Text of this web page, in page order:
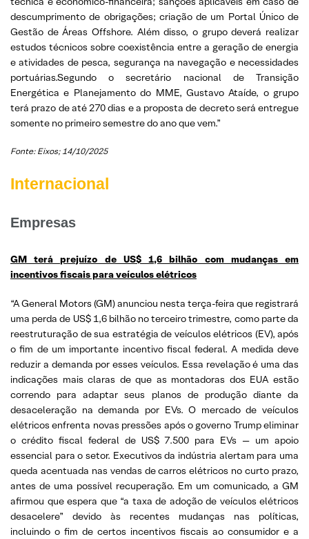
descumprimento de obrigações; criação de um Portal Único de
Gestão de Áreas Offshore. Além disso, o grupo deverá realizar
estudos técnicos sobre coexistência entre a geração de energia
e atividades de pesca, segurança na navegação e necessidades
portuárias.Segundo o secretário nacional de Transição
Energética e Planejamento do MME, Gustavo Ataíde, o grupo
terá prazo de até 270 dias e a proposta de decreto será entregue
somente no primeiro semestre do ano que vem.”
Fonte: Eixos; 14/10/2025
Internacional
Empresas
GM terá prejuízo de US$ 1,6 bilhão com mudanças em
incentivos fiscais para veículos elétricos
“A General Motors (GM) anunciou nesta terça-feira que registrará
uma perda de US$ 1,6 bilhão no terceiro trimestre, como parte da
reestruturação de sua estratégia de veículos elétricos (EV), após
o fim de um importante incentivo fiscal federal. A medida deve
reduzir a demanda por esses veículos. Essa revelação é uma das
indicações mais claras de que as montadoras dos EUA estão
correndo para adaptar seus planos de produção diante da
desaceleração na demanda por EVs. O mercado de veículos
elétricos enfrenta novas pressões após o governo Trump eliminar
o crédito fiscal federal de US$ 7.500 para EVs — um apoio
essencial para o setor. Executivos da indústria alertam para uma
queda acentuada nas vendas de carros elétricos no curto prazo,
antes de uma possível recuperação. Em um comunicado, a GM
afirmou que espera que “a taxa de adoção de veículos elétricos
desacelere” devido às recentes mudanças nas políticas,
incluindo o fim de certos incentivos fiscais ao consumidor e a